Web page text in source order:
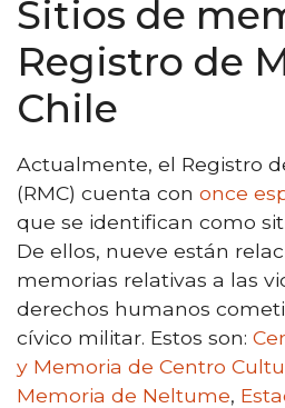
Sitios de
Registro de
Chile
Actualmente, el Registro
(RMC) cuenta con once
que se identifican como
De ellos, nueve están
memorias relativas a las
derechos humanos
cívico militar. Estos son:
y Memoria de Centro
Memoria de Neltume,